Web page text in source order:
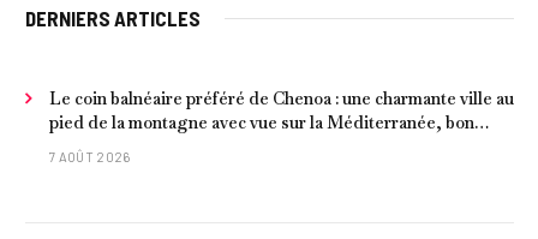
DERNIERS ARTICLES
Le coin balnéaire préféré de Chenoa : une charmante ville au
pied de la montagne avec vue sur la Méditerranée, bon
poisson et criques isolées
7 AOÛT 2026